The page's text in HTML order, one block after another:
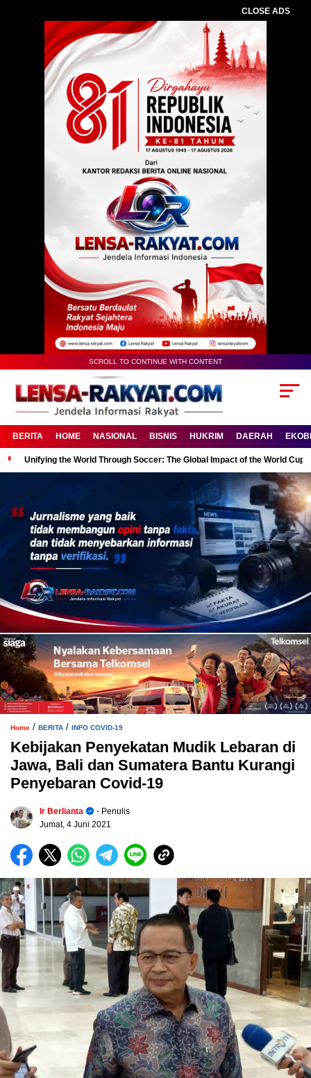
CLOSE ADS
SCROLL TO CONTINUE WITH CONTENT
BERITA HOME NASIONAL BISNIS HUKRIM DAERAH
Unifying the World Through Soccer: The Global Impact of the World Cup
Home / BERITA / INFO COVID-19
Kebijakan Penyekatan Mudik Lebaran di
Jawa, Bali dan Sumatera Bantu Kurangi
Penyebaran Covid-19
Ir Berlianta
- Penulis
Jumat, 4 Juni 2021